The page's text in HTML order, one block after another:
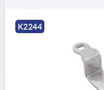
K2244